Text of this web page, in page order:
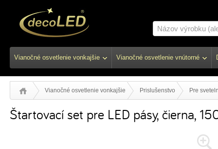
Vianočné osvetlenie vonkajšie Vianočné osvetlenie vnútorné
Vianočné osvetlenie vonkajšie Prislušenstvo Pre
Štartovací set pre LED pásy, čierna,